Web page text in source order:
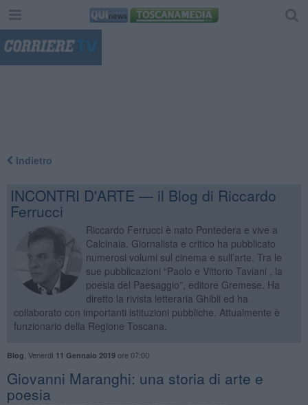
Indietro
INCONTRI D'ARTE — il Blog di Riccardo
Ferrucci
Riccardo Ferrucci è nato Pontedera e vive a
Calcinaia. Giornalista e critico ha pubblicato
numerosi volumi sul cinema e sull’arte. Tra le
sue pubblicazioni “Paolo e Vittorio Taviani , la
poesia del Paesaggio”, editore Gremese. Ha
diretto la rivista letteraria Ghibli ed ha
collaborato con importanti istituzioni pubbliche. Attualmente è
funzionario della Regione Toscana.
Blog Venerdì 11 Gennaio 2019ore 07:00
​Giovanni Maranghi: una storia di arte e
poesia